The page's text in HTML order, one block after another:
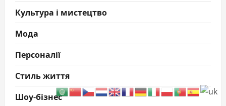
Культура і мистецтво
Мода
Персоналії
Стиль життя
Шоу-бізнес